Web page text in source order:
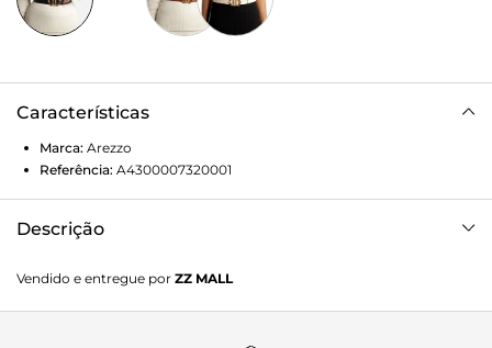
Características
Marca: Arezzo
Referência: A4300007320001
Descrição
possui fivela metálica dourada em formato sextavado, com
aplicação de resina e pedras coloridas. Conta com passador
Vendido e entregue por ZZ MALL